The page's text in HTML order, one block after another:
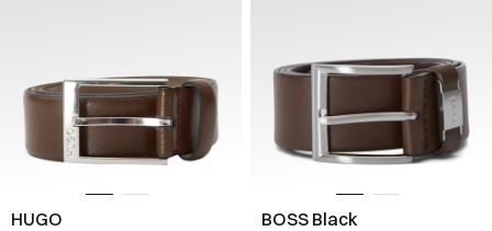
HUGO BOSS Black